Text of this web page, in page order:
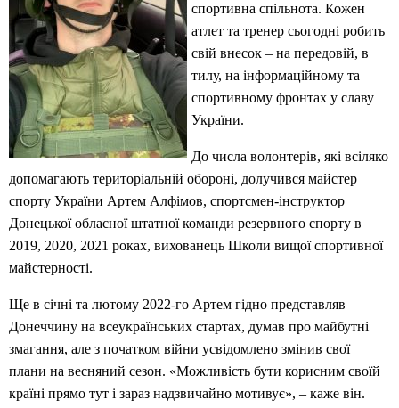
спортивна спільнота. Кожен
атлет та тренер сьогодні робить
свій внесок – на передовій, в
тилу, на інформаційному та
спортивному фронтах у славу
України.
До числа волонтерів, які всіляко
допомагають територіальній обороні, долучився майстер
спорту України Артем Алфімов, спортсмен-інструктор
Донецької обласної штатної команди резервного спорту в
2019, 2020, 2021 роках, вихованець Школи вищої спортивної
майстерності.
Ще в січні та лютому 2022-го Артем гідно представляв
Донеччину на всеукраїнських стартах, думав про майбутні
змагання, але з початком війни усвідомлено змінив свої
плани на весняний сезон. «Можливість бути корисним своїй
країні прямо тут і зараз надзвичайно мотивує», – каже він.